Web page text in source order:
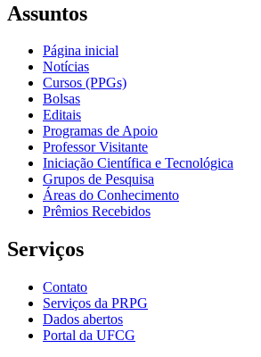
Assuntos
Página inicial
Notícias
Cursos (PPGs)
Bolsas
Editais
Programas de Apoio
Professor Visitante
Iniciação Científica e Tecnológica
Grupos de Pesquisa
Áreas do Conhecimento
Prêmios Recebidos
Serviços
Contato
Serviços da PRPG
Dados abertos
Portal da UFCG